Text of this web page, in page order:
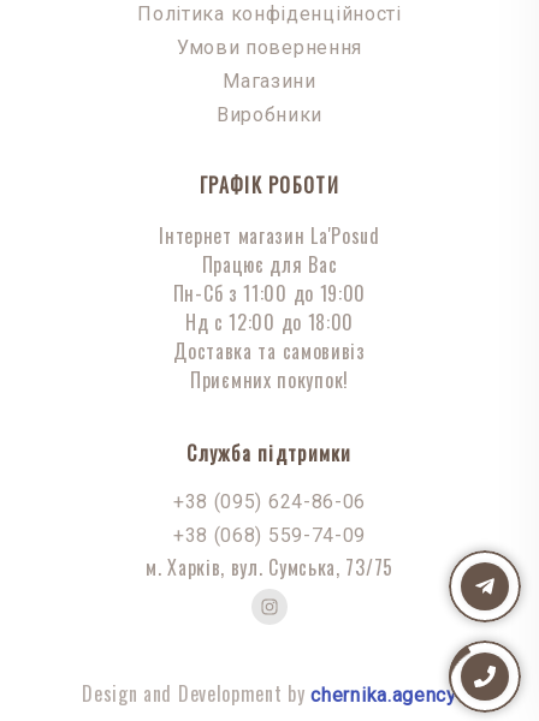
Політика конфіденційності
Умови повернення
Магазини
Виробники
ГРАФІК РОБОТИ
Інтернет магазин La'Posud
Працює для Вас
Пн-Сб з 11:00 до 19:00
Нд с 12:00 до 18:00
Доставка та самовивіз
Приємних покупок!
Служба підтримки
+38 (095) 624-86-06
+38 (068) 559-74-09
м. Харків, вул. Сумська, 73/75
Design and Development bychernika.agency